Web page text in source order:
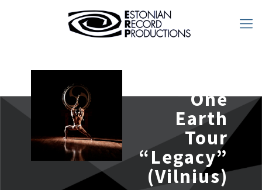
One
Earth
Tour
“Legacy”
(Vilnius)